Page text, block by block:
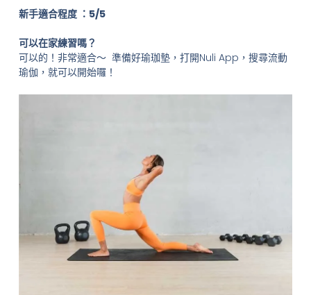
新手適合程度 ：5/5
可以在家練習嗎？
可以的！非常適合～ 準備好瑜珈墊，打開Nuli App，搜尋流動
瑜伽，就可以開始囉！